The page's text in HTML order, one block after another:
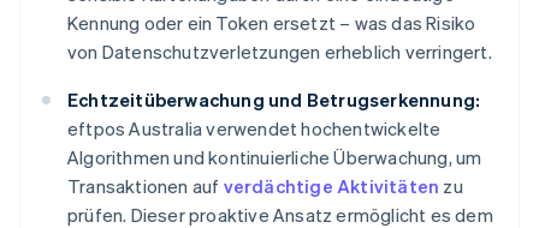
Kennung oder ein Token ersetzt – was das Risiko
von Datenschutzverletzungen erheblich verringert.
Echtzeitüberwachung und Betrugserkennung:
eftpos Australia verwendet hochentwickelte
Algorithmen und kontinuierliche Überwachung, um
Transaktionen auf verdächtige Aktivitäten zu
prüfen. Dieser proaktive Ansatz ermöglicht es dem